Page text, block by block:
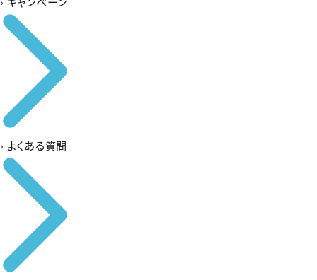
› よくある質問